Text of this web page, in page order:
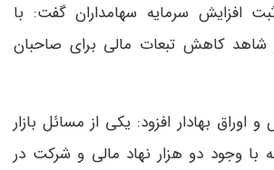
افزایش سرمایه سهامداران گفت: با
شاهد کاهش تبعات مالی برای صاحبان
بهادار افزود: یکی از مسائل بازار
با وجود دو هزار نهاد مالی و شرکت در